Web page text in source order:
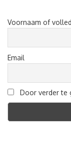
Voornaam of
Email
Door verder te